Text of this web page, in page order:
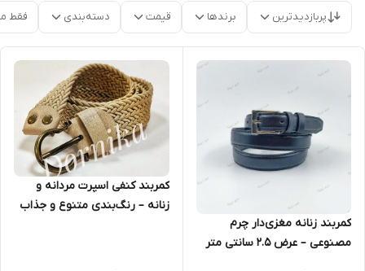
پربازدیدترین برندها قیمت دسته‌بندی فقط
کمربند زنانه مغزی‌دار چرم
مصنوعی – عرض 2.5 سانتی متر
کمربند کنفی اسپرت مردانه و
زنانه – رنگ‌بندی متنوع و جذاب